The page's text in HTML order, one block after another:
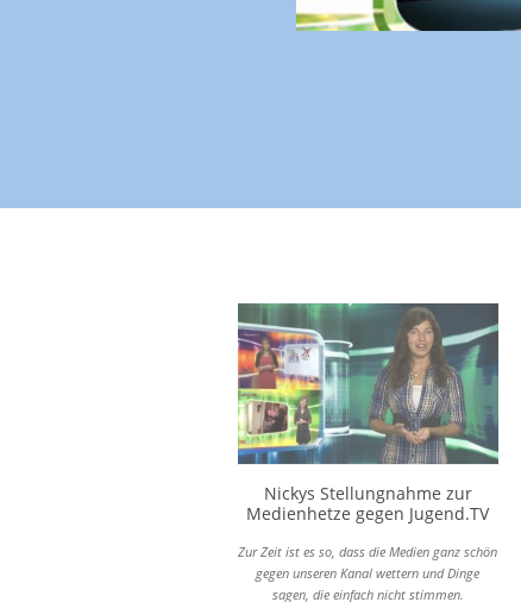
Nickys Stellungnahme zur
Medienhetze gegen Jugend.TV
Zur Zeit ist es so, dass die Medien ganz schön
gegen unseren Kanal wettern und Dinge
sagen, die einfach nicht stimmen.